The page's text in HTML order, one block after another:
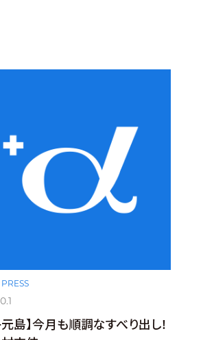
元島】今月も順調なすべり出し！